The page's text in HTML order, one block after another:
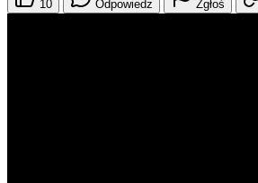
10 Odpowiedz Zgłoś